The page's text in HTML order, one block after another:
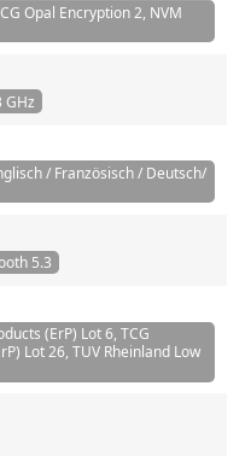
Opal Encryption 2, NVM
GHz
/ Französisch / Deutsch/
5.3
(ErP) Lot 6, TCG
Lot 26, TUV Rheinland Low